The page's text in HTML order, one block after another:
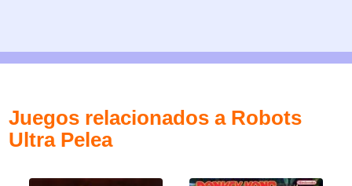
Juegos relacionados a Robots
Ultra Pelea